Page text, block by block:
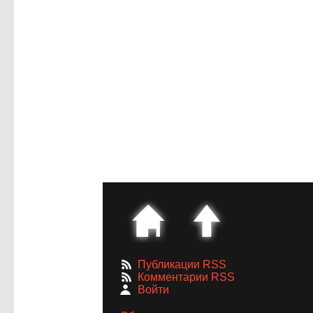
Публикации RSS
Комментарии RSS
Войти